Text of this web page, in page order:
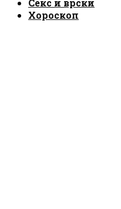
Секс и врски
Хороскоп